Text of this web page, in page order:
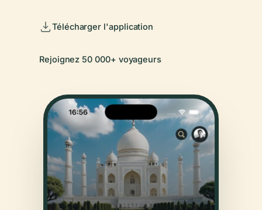
Télécharger l'application
Rejoignez 50 000+ voyageurs